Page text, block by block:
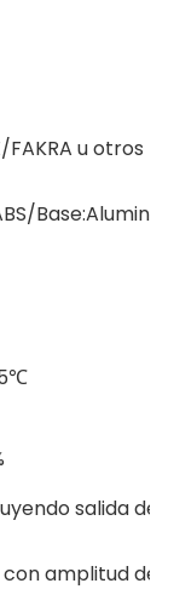
FAKRA u otros
Base:Aluminio
salida de
con amplitud de